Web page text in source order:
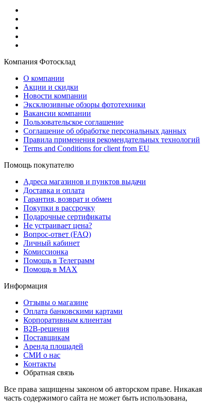
Компания Фотосклад
О компании
Акции и скидки
Новости компании
Эксклюзивные обзоры фототехники
Вакансии компании
Пользовательское соглашение
Соглашение об обработке персональных данных
Правила применения рекомендательных технологий
Terms and Conditions for client from EU
Помощь покупателю
Адреса магазинов и пунктов выдачи
Доставка и оплата
Гарантия, возврат и обмен
Покупки в рассрочку
Подарочные сертификаты
Не устраивает цена?
Вопрос-ответ (FAQ)
Личный кабинет
Комиссионка
Помощь в Телеграмм
Помощь в MAX
Информация
Отзывы о магазине
Оплата банковскими картами
Корпоративным клиентам
B2B-решения
Поставщикам
Аренда площадей
СМИ о нас
Контакты
Обратная связь
Все права защищены законом об авторском праве. Никакая
часть содержимого сайта не может быть использована,